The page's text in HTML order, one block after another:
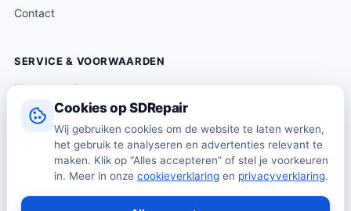
Cookies op SDRepair
Wij gebruiken cookies om de website te laten werken,
het gebruik te analyseren en advertenties relevant te
maken. Klik op “Alles accepteren” of stel je voorkeuren
in. Meer in onze cookieverklaring en privacyverklaring.
Contact
SERVICE & VOORWAARDEN
Klantenservice
Verzending & levering
Retourneren
Algemene voorwaarden